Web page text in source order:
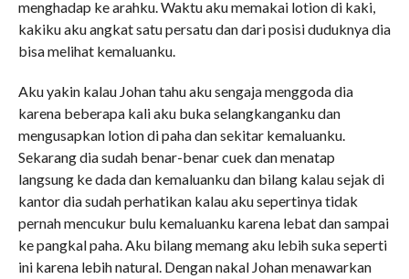
menghadap ke arahku. Waktu aku memakai lotion di kaki,
kakiku aku angkat satu persatu dan dari posisi duduknya dia
bisa melihat kemaluanku.
Aku yakin kalau Johan tahu aku sengaja menggoda dia
karena beberapa kali aku buka selangkanganku dan
mengusapkan lotion di paha dan sekitar kemaluanku.
Sekarang dia sudah benar-benar cuek dan menatap
langsung ke dada dan kemaluanku dan bilang kalau sejak di
kantor dia sudah perhatikan kalau aku sepertinya tidak
pernah mencukur bulu kemaluanku karena lebat dan sampai
ke pangkal paha. Aku bilang memang aku lebih suka seperti
ini karena lebih natural. Dengan nakal Johan menawarkan